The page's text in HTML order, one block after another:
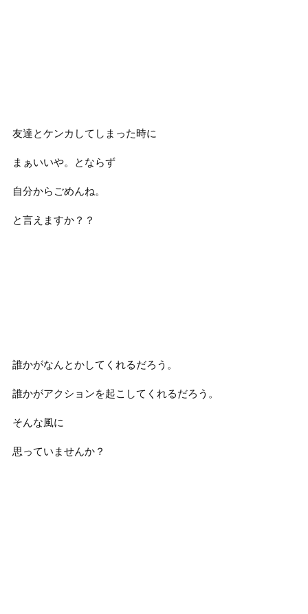
友達とケンカしてしまった時に
まぁいいや。とならず
自分からごめんね。
と言えますか？？
誰かがなんとかしてくれるだろう。
誰かがアクションを起こしてくれるだろう。
そんな風に
思っていませんか？